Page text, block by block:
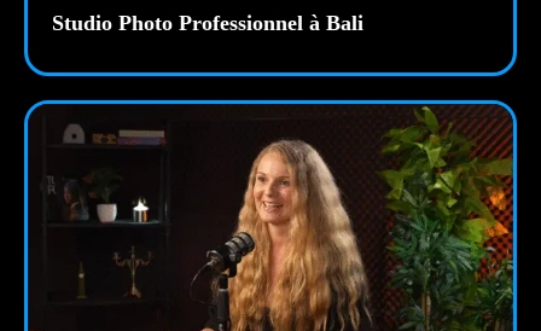
Studio Photo Professionnel à Bali